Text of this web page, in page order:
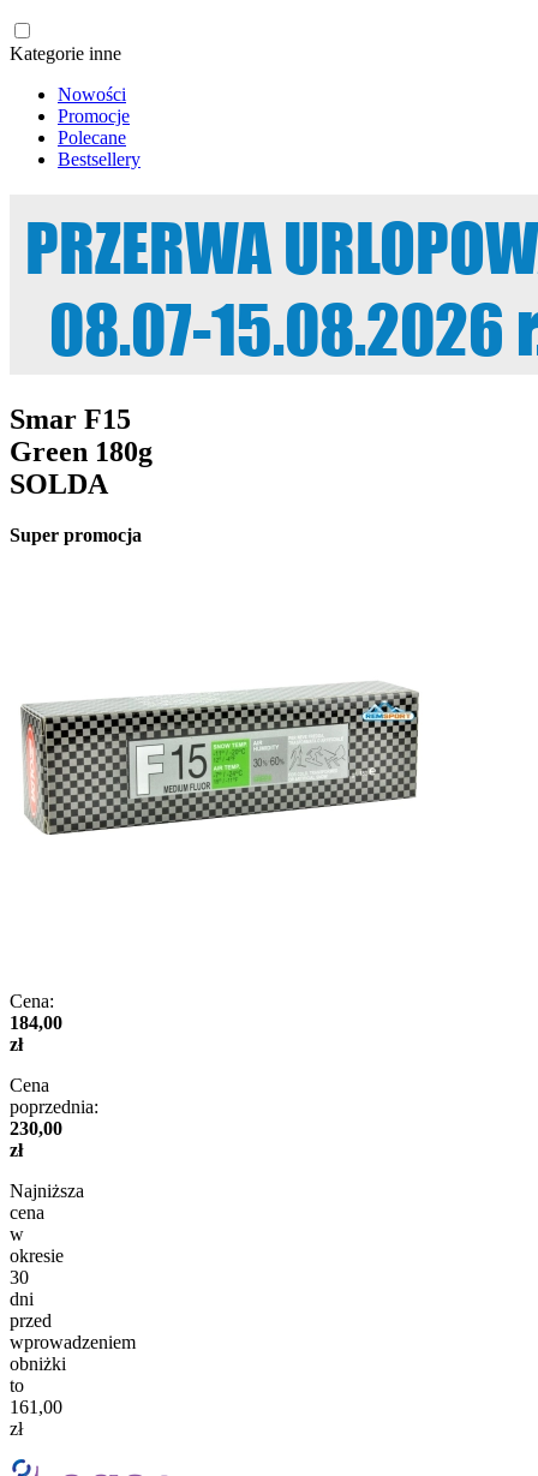
Kategorie inne
Nowości
Promocje
Polecane
Bestsellery
Smar F15
Green 180g
SOLDA
Super promocja
Cena:
184,00
zł
Cena
poprzednia:
230,00
zł
Najniższa
cena
w
okresie
30
dni
przed
wprowadzeniem
obniżki
to
161,00
zł